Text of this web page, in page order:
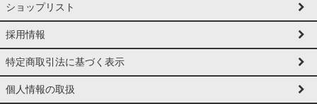
ショップリスト
採用情報
特定商取引法に基づく表示
個人情報の取扱